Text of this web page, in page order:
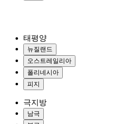
태평양
뉴질랜드
오스트레일리아
폴리네시아
피지
극지방
남극